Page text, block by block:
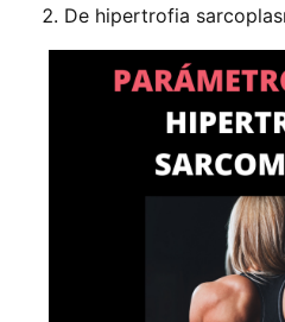
De hipertrofia